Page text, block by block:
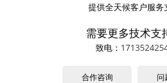
提供全天候客户服务
需要更多技术支
致电：
合作咨询 问